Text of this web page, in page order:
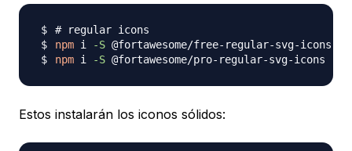
# regular icons
npm i -S
npm i -S
Estos instalarán los iconos sólidos: